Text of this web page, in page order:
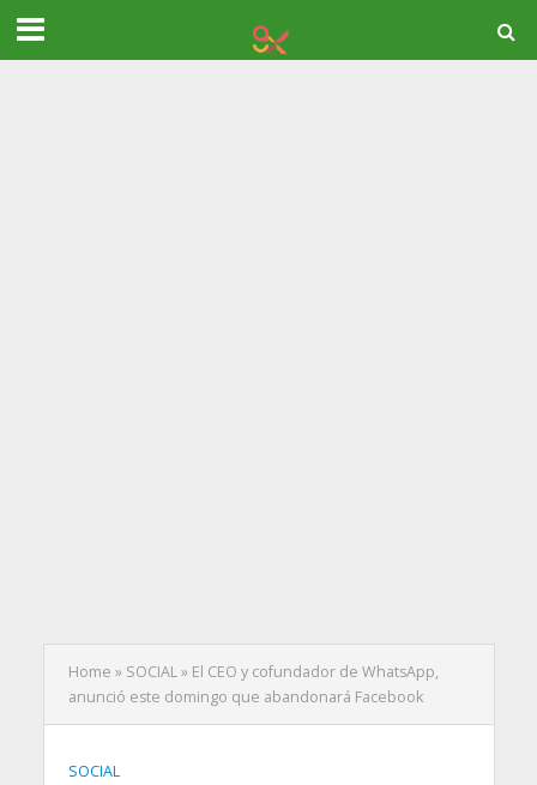
Home » SOCIAL» El CEO y cofundador de WhatsApp,
anunció este domingo que abandonará Facebook
SOCIAL